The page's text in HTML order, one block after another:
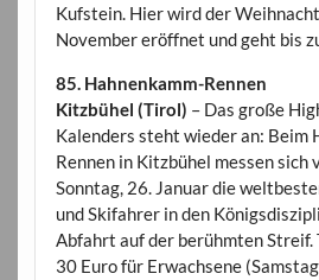
Kufstein. Hier wird der
November eröffnet und geht bis
85. Hahnenkamm-Rennen
Kitzbühel (Tirol) – Das große
Kalenders steht wieder an: Beim
Rennen in Kitzbühel messen sich
Sonntag, 26. Januar die
und Skifahrer in den
Abfahrt auf der berühmten
30 Euro für Erwachsene